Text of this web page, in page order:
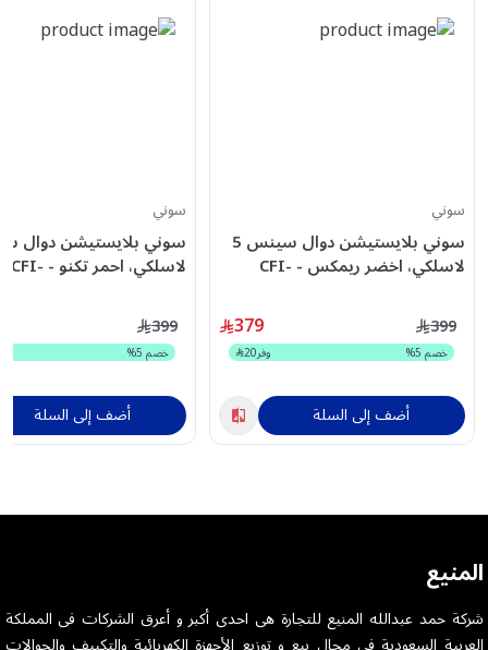
سوني
سوني بلايستيشن دوال سينس 5
لاسلكي، اخضر ريمكس - CFI-
ZCT2/REMIXGREEN
379 399
خصم5
% وفر20
أضف إلى السلة
سوني
لاسلكي، احمر تكنو - CFI-
ZCT2/TECHNORED
399
خصم 5
%
أضف إلى السلة
المنيع
شركة حمد عبدالله المنيع للتجارة هى احدى أكبر و أعرق الشركات فى المملكة